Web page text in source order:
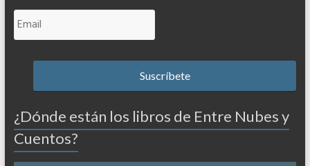
¿Dónde están los libros de Entre Nubes y
Cuentos?